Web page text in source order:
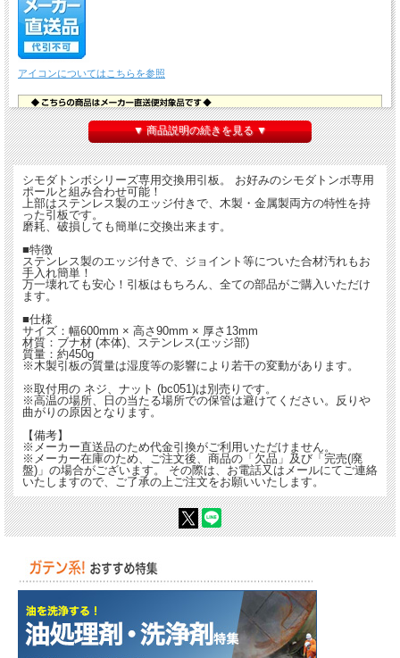
アイコンについてはこちらを参照
▼ 商品説明の続きを見る ▼
シモダトンボシリーズ専用交換用引板。 お好みのシモダトンボ専用
ポールと組み合わせ可能！
上部はステンレス製のエッジ付きで、木製・金属製両方の特性を持
った引板です。
磨耗、破損しても簡単に交換出来ます。
■特徴
ステンレス製のエッジ付きで、ジョイント等についた合材汚れもお
手入れ簡単！
万一壊れても安心！引板はもちろん、全ての部品がご購入いただけ
ます。
■仕様
サイズ：幅600mm × 高さ90mm × 厚さ13mm
材質：ブナ材 (本体)、ステンレス(エッジ部)
質量：約450g
※木製引板の質量は湿度等の影響により若干の変動があります。
※取付用の ネジ、ナット (bc051)は別売りです。
※高温の場所、日の当たる場所での保管は避けてください。反りや
曲がりの原因となります。
【備考】
※メーカー直送品のため代金引換がご利用いただけません。
※メーカー在庫のため、ご注文後、商品の「欠品」及び「完売(廃
盤)」の場合がございます。 その際は、お電話又はメールにてご連絡
いたしますので、ご了承の上ご注文をお願いいたします。